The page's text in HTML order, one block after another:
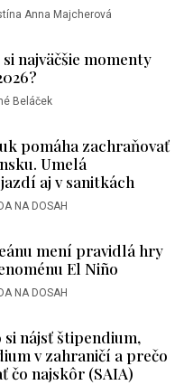
Anna Majcherová
najväčšie momenty
Beláček
pomáha zachraňovať
Umelá
aj v sanitkách
NA DOSAH
mení pravidlá hry
El Niño
NA DOSAH
si nájsť štipendium,
v zahraničí a prečo
čo najskôr (SAIA)